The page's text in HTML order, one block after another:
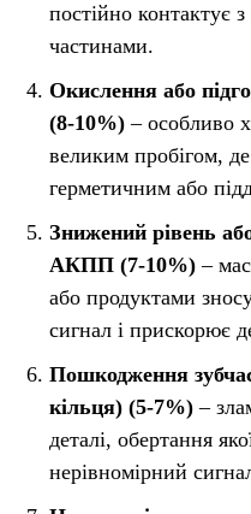
постійно контактує
частинами.
Окислення або
(8-10%) – особливо
великим пробігом,
герметичним або
Знижений рівень
АКПП (7-10%) –
або продуктами
сигнал і прискорює
Пошкодження
кільця) (5-7%) –
деталі, обертання
нерівномірний